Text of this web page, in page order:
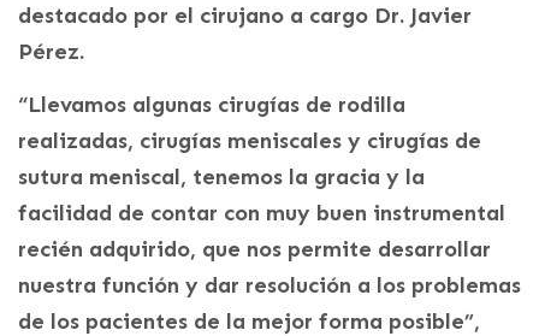
destacado por el cirujano a cargo Dr. Javier
Pérez.
“Llevamos algunas cirugías de rodilla
realizadas, cirugías meniscales y cirugías de
sutura meniscal, tenemos la gracia y la
facilidad de contar con muy buen instrumental
recién adquirido, que nos permite desarrollar
nuestra función y dar resolución a los problemas
de los pacientes de la mejor forma posible”,